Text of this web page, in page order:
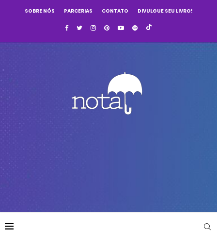
SOBRE NÓS PARCERIAS CONTATO DIVULGUE SEU LIVRO!